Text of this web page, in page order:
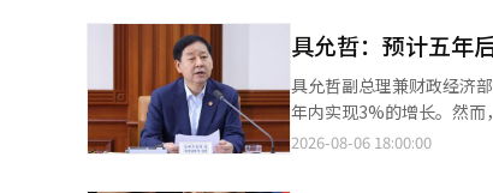
化应用和巡逻服务的扩展
供应链等作为核心主题，
料子公司的价值链扩展，系统性地审查了风险和机
CDP气候变化评估中保持
程序（CP）评估中也连续3年获得最高等级。 根据报告，SK生态
SK集团的双重底线（DBL
具允哲：预计五年
具允哲副总理兼财政经济
年内实现3%的增长。然而
副总理在6日于政府首尔
2026-08-06 18:00:00